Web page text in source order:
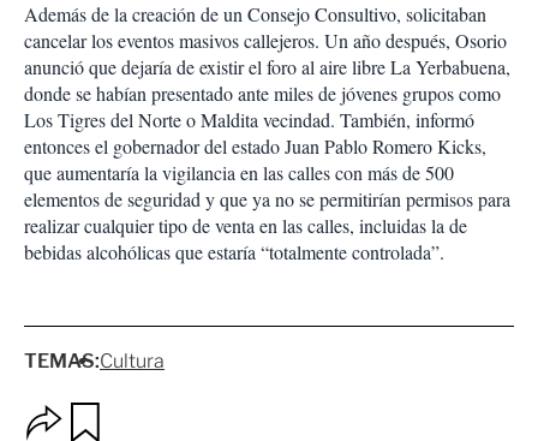
Además de la creación de un Consejo Consultivo, solicitaban
cancelar los eventos masivos callejeros. Un año después, Osorio
anunció que dejaría de existir el foro al aire libre La Yerbabuena,
donde se habían presentado ante miles de jóvenes grupos como
Los Tigres del Norte o Maldita vecindad. También, informó
entonces el gobernador del estado Juan Pablo Romero Kicks,
que aumentaría la vigilancia en las calles con más de 500
elementos de seguridad y que ya no se permitirían permisos para
realizar cualquier tipo de venta en las calles, incluidas la de
bebidas alcohólicas que estaría “totalmente controlada”.
TEMAS:Cultura